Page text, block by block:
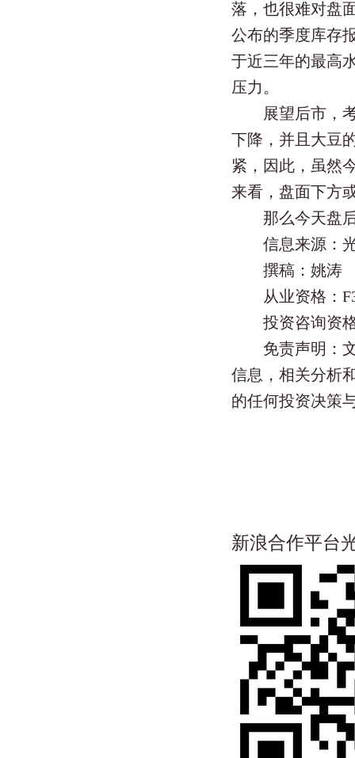
落，也很难对盘
公布的季度库存
于近三年的最高
压力。
展望后市，考
下降，并且大豆
紧，因此，虽然
来看，盘面下方
那么今天盘后
信息来源：光
撰稿：姚涛
从业资格：
投资咨询资格
免责声明：文
信息，相关分析
的任何投资决策
新浪合作平台